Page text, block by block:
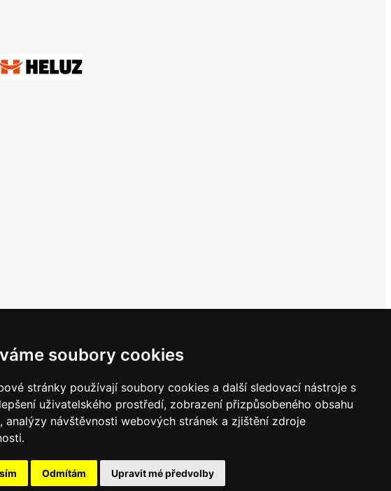
soubory cookies
stránky používají soubory cookies a další sledovací nástroje s
uživatelského prostředí, zobrazení přizpůsobeného obsahu
analýzy návštěvnosti webových stránek a zjištění zdroje
Odmítám Upravit mé předvolby